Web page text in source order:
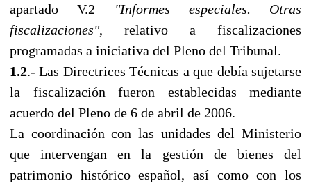
apartado V.2
"Informes especiales. Otras
fiscalizaciones", relativo a fiscalizaciones
programadas a iniciativa del Pleno del Tribunal.
1.2.- Las Directrices Técnicas a que debía sujetarse
la fiscalización fueron establecidas mediante
acuerdo del Pleno de 6 de abril de 2006.
La coordinación con las unidades del Ministerio
que intervengan en la gestión de bienes del
patrimonio histórico español, así como con los